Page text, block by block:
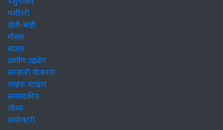
मशीनरी
खेती-बाड़ी
मौसम
बाजार
ग्रामीण उद्द्योग
सरकारी योजनाएं
लाइफ स्टाइल
सम्पादकीय
जॉब्स
डायरेक्टरी